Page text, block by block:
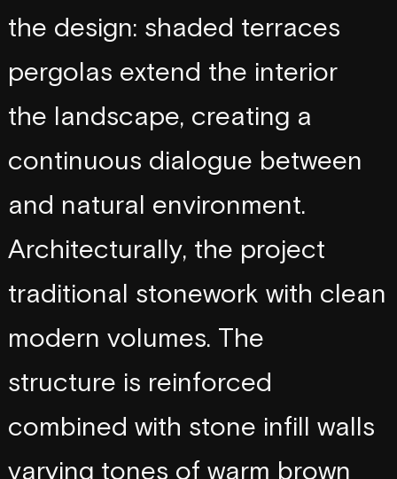
p ar t of
the design: shaded terraces
and
pergolas extend the interior
tow ards
the landscape, creating a
continuous dialogue between
built
and natural environment.
Architecturally, the project
b lends
traditional stonework with clean
modern volumes. The
load-bea rin g
structure is reinforced
concrete,
combined with stone infill walls
varying tones of warm brown